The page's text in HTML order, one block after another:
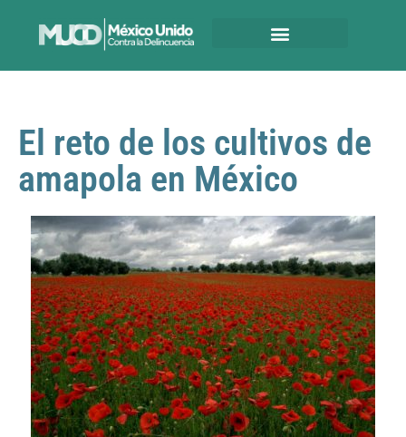
El reto de los cultivos de
amapola en México